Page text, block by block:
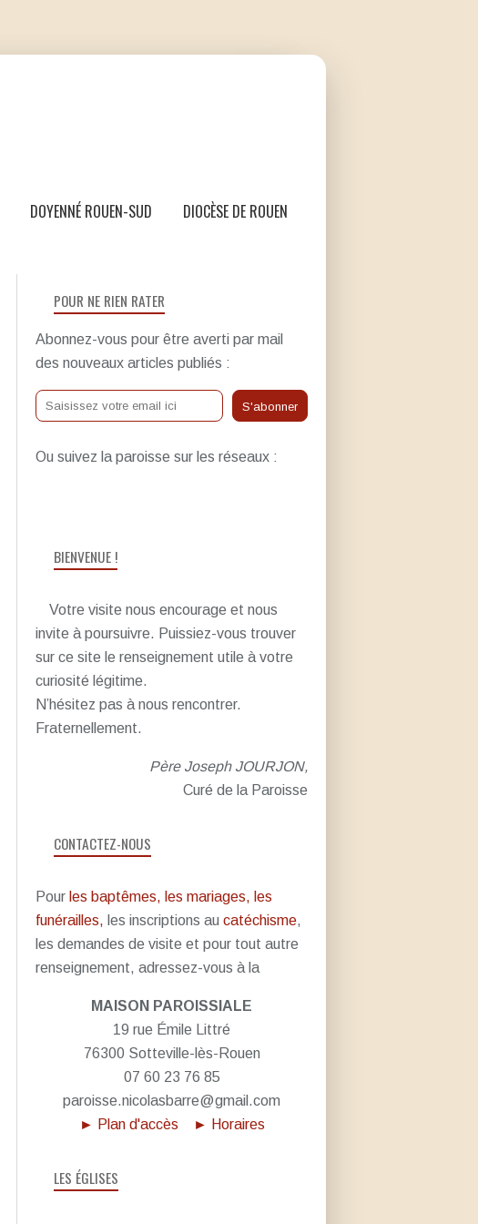
DOYENNÉ ROUEN-SUD DIOCÈSE DE ROUEN
POUR NE RIEN RATER
Abonnez-vous pour être averti par mail
des nouveaux articles publiés :
Ou suivez la paroisse sur les réseaux :
BIENVENUE !
Votre visite nous encourage et nous
invite à poursuivre. Puissiez-vous trouver
sur ce site le renseignement utile à votre
curiosité légitime.
N’hésitez pas à nous rencontrer.
Fraternellement.
Père Joseph JOURJON,
Curé de la Paroisse
CONTACTEZ-NOUS
Pour les baptêmes, les mariages, les
funérailles, les inscriptions au catéchisme,
les demandes de visite et pour tout autre
renseignement, adressez-vous à la
MAISON PAROISSIALE
19 rue Émile Littré
76300 Sotteville-lès-Rouen
07 60 23 76 85
paroisse.nicolasbarre@gmail.com
► Plan d'accès
► Horaires
LES ÉGLISES